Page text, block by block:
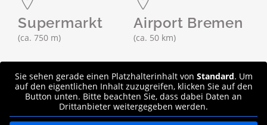
Supermarkt
(ca. 750 m)
Airport Bremen
(ca. 50 km)
Sie sehen gerade einen Platzhalterinhalt von Standard. Um
auf den eigentlichen Inhalt zuzugreifen, klicken Sie auf den
Button unten. Bitte beachten Sie, dass dabei Daten an
Drittanbieter weitergegeben werden.